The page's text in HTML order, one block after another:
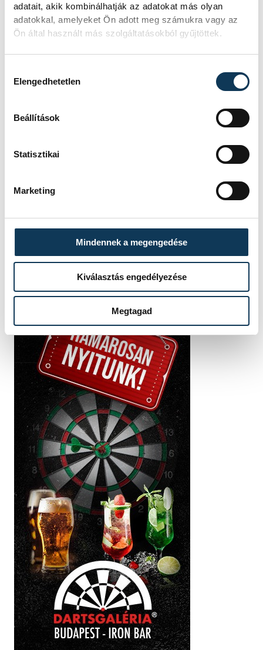
adatait, akik kombinálhatják az adatokat más olyan
adatokkal, amelyeket Ön adott meg számukra vagy az
Ön által használt más szolgáltatásokból gyűjtöttek.
Elengedhetetlen
Beállítások
Statisztikai
Marketing
Mindennek a megengedése
Kiválasztás engedélyezése
Megtagad
Kovács
Bálint